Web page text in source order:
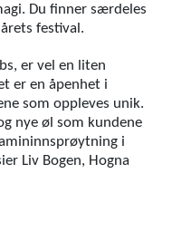
Du finner særdeles
festival.
er vel en liten
er en åpenhet i
som oppleves unik.
nye øl som kundene
i
Liv Bogen, Hogna